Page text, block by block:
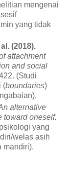
mengenai
yang tidak
(2018).
attachment
and social
(Studi
(boundaries)
alternative
toward oneself.
yang
welas asih
mandiri).